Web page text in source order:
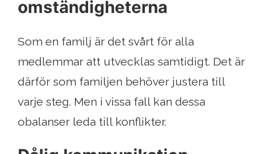
omständigheterna
Som en familj är det svårt för alla
medlemmar att utvecklas samtidigt. Det är
därför som familjen behöver justera till
varje steg. Men i vissa fall kan dessa
obalanser leda till konflikter.